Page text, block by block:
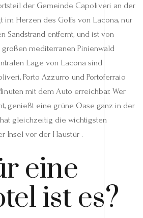
der Gemeinde Capoliveri an der
im Herzen des Golfs von Lacona, nur
Sandstrand entfernt, und ist von
mediterranen Pinienwald
Lage von Lacona sind
Porto Azzurro und Portoferraio
mit dem Auto erreichbar. Wer
genießt eine grüne Oase ganz in der
gleichzeitig die wichtigsten
Insel vor der Haustür .
eine
ist es?